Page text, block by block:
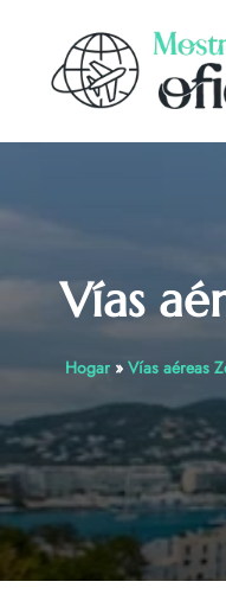
content
Vías
Hogar» Vías aéreas